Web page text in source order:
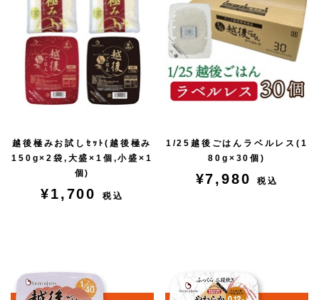
越後極みお試しｾｯﾄ(越後極み
150g×2袋,大盛×1個,小盛×1
個)
¥1,700 税込
1/25越後ごはんラベルレス(1
80g×30個)
¥7,980税込